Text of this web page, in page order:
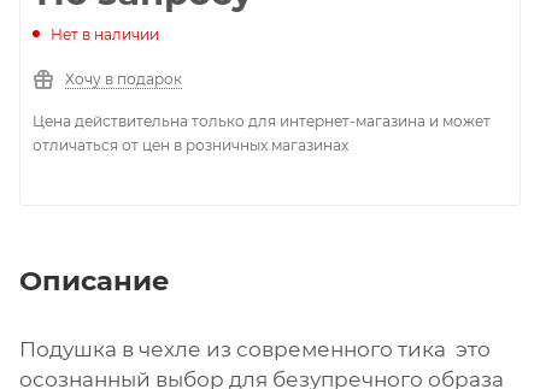
Нет в наличии
Хочу в подарок
Цена действительна только для интернет-магазина и может
отличаться от цен в розничных магазинах
Описание
Подушка в чехле из современного тика это
осознанный выбор для безупречного образа